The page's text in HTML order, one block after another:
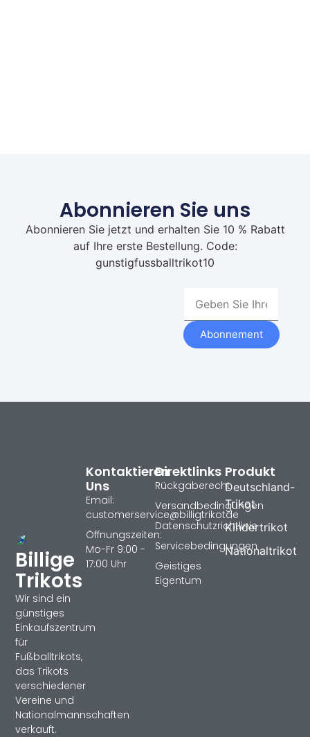
Abonnieren Sie uns
Abonnieren Sie jetzt und erhalten Sie 10 % Rabatt
auf Ihre erste Bestellung. Code:
gunstigfussballtrikot10
Abonnement
Billige
Trikots
Wir sind ein
günstiges
Einkaufszentrum
für
Fußballtrikots,
das Trikots
verschiedener
Vereine und
Nationalmannschaften
verkauft.
Produkt
Deutschland-
Trikot
Kindertrikot
Nationaltrikot
Direktlinks
Rückgaberecht
Versandbedingungen
Datenschutzrichtlinie
Servicebedingungen
Geistiges
Eigentum
Kontaktieren
Uns
Email:
customerservice@billigtrikotde
Öffnungszeiten:
Mo-Fr 9:00 -
17:00 Uhr